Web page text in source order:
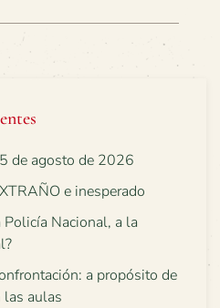
de agosto de 2026
e inesperado
Nacional, a la
a propósito de
las aulas